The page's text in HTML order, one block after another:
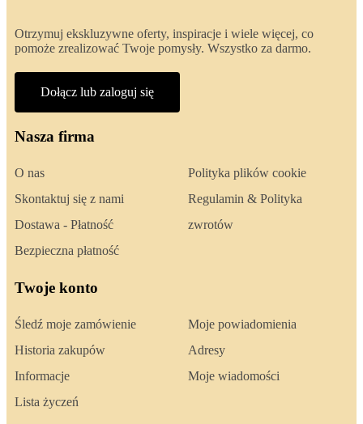
Otrzymuj ekskluzywne oferty, inspiracje i wiele więcej, co
pomoże zrealizować Twoje pomysły. Wszystko za darmo.
Dołącz lub zaloguj się
Nasza firma
O nas
Skontaktuj się z nami
Dostawa - Płatność
Bezpieczna płatność
Polityka plików cookie
Regulamin & Polityka
zwrotów
Twoje konto
Śledź moje zamówienie
Historia zakupów
Informacje
Lista życzeń
Moje powiadomienia
Adresy
Moje wiadomości